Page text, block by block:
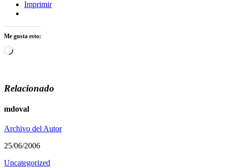
Imprimir
Me gusta esto:
Cargando...
Relacionado
mdoval
Archivo del Autor
25/06/2006
Uncategorized